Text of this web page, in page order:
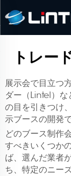
トレー
展示会で目立つ
ダー（Lintel）
の目を引きつけ
示ブースの開発
どのブース制作
すべきいくつか
ば、選んだ業者
ち、特定のニー